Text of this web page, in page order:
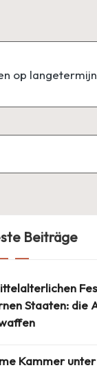
op
Beiträge
Staaten: die
Kammer